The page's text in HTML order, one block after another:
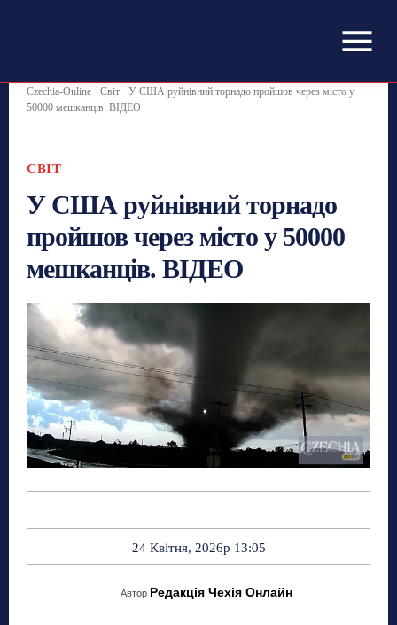
Czechia-Online Світ
У США руйнівний торнадо пройшов через місто у
50000 мешканців. ВІДЕО
СВІТ
У США руйнівний торнадо
пройшов через місто у 50000
мешканців. ВІДЕО
24 Квітня, 2026р 13:05
Автор Редакція Чехія Онлайн